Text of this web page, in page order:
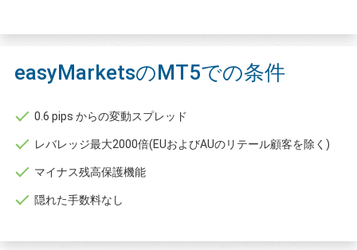
easyMarketsのMT5での条件
0.6 pips からの変動スプレッド
レバレッジ最大2000倍(EUおよびAUのリテール顧客を除く)
マイナス残高保護機能
隠れた手数料なし